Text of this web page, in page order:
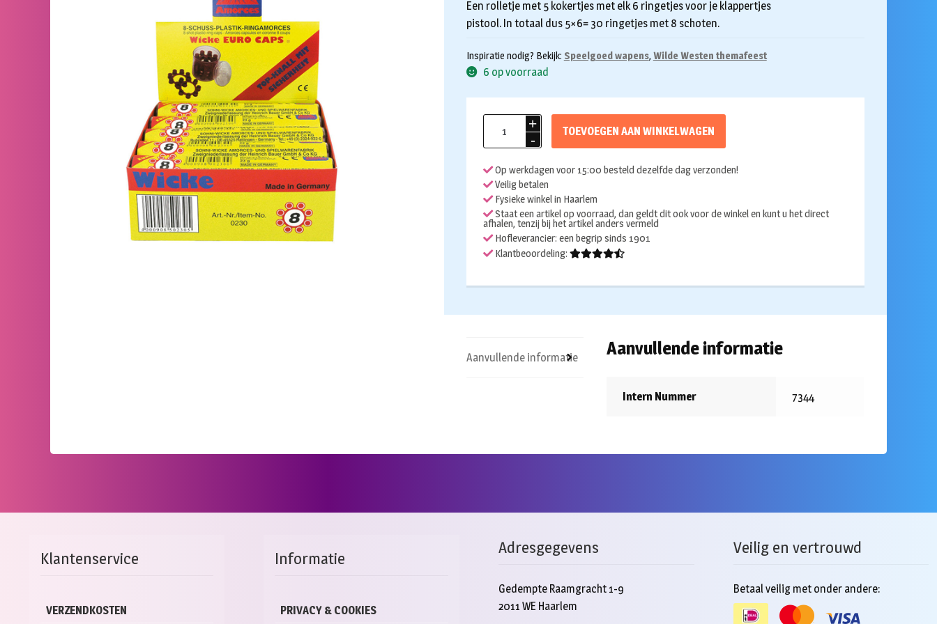
Een rolletje met 5 kokertjes met elk 6 ringetjes voor je klappertjes
pistool. In totaal dus 5×6= 30 ringetjes met 8 schoten.
Inspiratie nodig? Bekijk: Speelgoed wapens, Wilde Westen themafeest
6 op voorraad
Klappertjes
30
ringen
op
rol
aantal
TOEVOEGEN AAN WINKELWAGEN
Op werkdagen voor 15:00 besteld dezelfde dag verzonden!
Veilig betalen
Fysieke winkel in Haarlem
Staat een artikel op voorraad, dan geldt dit ook voor de winkel en kunt u het direct
afhalen, tenzij bij het artikel anders vermeld
Hofleverancier: een begrip sinds 1901
Klantbeoordeling:
Aanvullende informatie Aanvullende informatie
Intern Nummer 7344
Klantenservice
VERZENDKOSTEN
Informatie
PRIVACY & COOKIES
Adresgegevens
Gedempte Raamgracht 1-9
2011 WE Haarlem
Veilig en vertrouwd
Betaal veilig met onder andere: